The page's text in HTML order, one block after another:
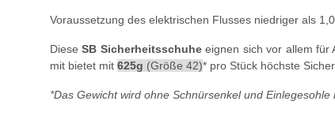
Voraussetzung des elektrischen Flusses niedriger als
DieseSB Sicherheitsschuheeignen sich vor allem für
mit bietet mit 625g (Größe 42)* pro Stück höchste
*Das Gewicht wird ohne Schnürsenkel und Einlegesohle